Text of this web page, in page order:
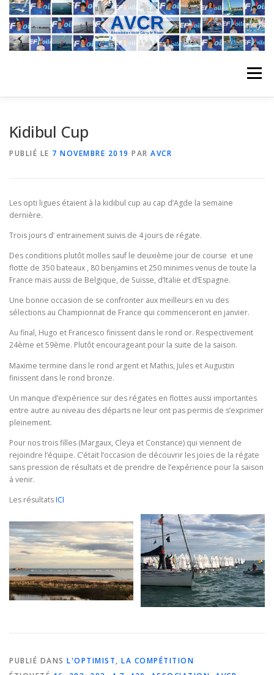
Aller
contenu
Menu
REGATES
PLANNING DES COURS REVUES DE PRESSE
Kidibul Cup
PUBLIÉ LE 7 NOVEMBRE 2019 PAR AVCR
Les opti ligues étaient à la kidibul cup au cap d’Agde la semaine
dernière.
Trois jours d’ entrainement suivis de 4 jours de régate.
Des conditions plutôt molles sauf le deuxième jour de course et une
flotte de 350 bateaux , 80 benjamins et 250 minimes venus de toute la
France mais aussi de Belgique, de Suisse, d’Italie et d’Espagne.
Une bonne occasion de se confronter aux meilleurs en vu des
sélections au Championnat de France qui commenceront en janvier.
Au final, Hugo et Francesco finissent dans le rond or. Respectivement
24ème et 59ème. Plutôt encourageant pour la suite de la saison.
Maxime termine dans le rond argent et Mathis, Jules et Augustin
finissent dans le rond bronze.
Un manque d’expérience sur des régates en flottes aussi importantes
entre autre au niveau des départs ne leur ont pas permis de s’exprimer
pleinement.
Pour nos trois filles (Margaux, Cleya et Constance) qui viennent de
rejoindre l’équipe. C’était l’occasion de découvrir les joies de la régate
sans pression de résultats et de prendre de l’expérience pour la saison
à venir.
Les résultatsICI
PUBLIÉ DANS L'OPTIMIST, LA COMPÉTITION